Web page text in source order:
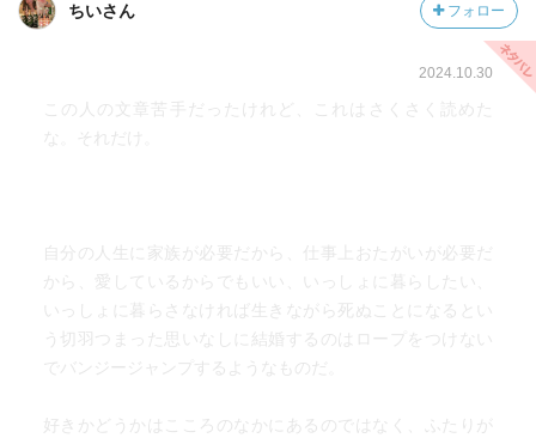
ちいさん フォロー
2024.10.30
この人の文章苦手だったけれど、これはさくさく読めた
な。それだけ。
自分の人生に家族が必要だから、仕事上おたがいが必要だ
から、愛しているからでもいい、いっしょに暮らしたい、
いっしょに暮らさなければ生きながら死ぬことになるとい
う切羽つまった思いなしに結婚するのはロープをつけない
でバンジージャンプするようなものだ。
好きかどうかはこころのなかにあるのではなく、ふたりが